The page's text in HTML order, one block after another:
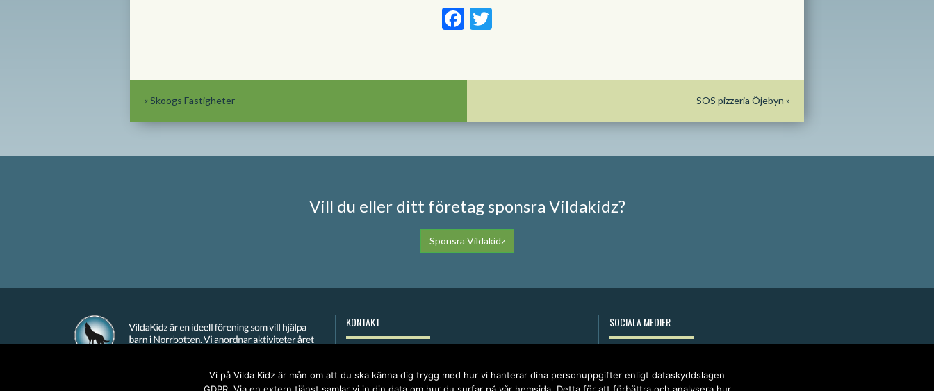
Facebook
SOS pizzeria Öjebyn »
« Skoogs Fastigheter
Vill du eller ditt företag sponsra Vildakidz?
Sponsra Vildakidz
KONTAKT
Integritetspolicy
SOCIALA MEDIER
Vi på Vilda Kidz är mån om att du ska känna dig trygg med hur vi hanterar dina personuppgifter enligt dataskyddslagen